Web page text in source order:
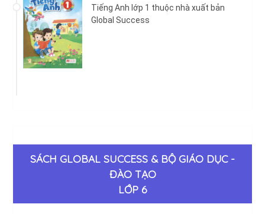
Tiếng Anh lớp 1 thuộc nhà xuất bản
Global Success
SÁCH GLOBAL SUCCESS & BỘ GIÁO DỤC -
ĐÀO TẠO
LỚP 6